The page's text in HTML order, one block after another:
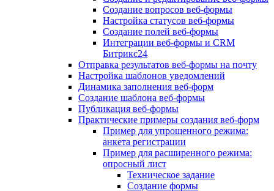
Создание вопросов веб-формы
Настройка статусов веб-формы
Создание полей веб-формы
Интеграции веб-формы и CRM
Битрикс24
Отправка результатов веб-формы на почту
Настройка шаблонов уведомлений
Динамика заполнения веб-форм
Создание шаблона веб-формы
Публикация веб-формы
Практические примеры создания веб-форм
Пример для упрощенного режима:
анкета регистрации
Пример для расширенного режима:
опросный лист
Техническое задание
Создание формы